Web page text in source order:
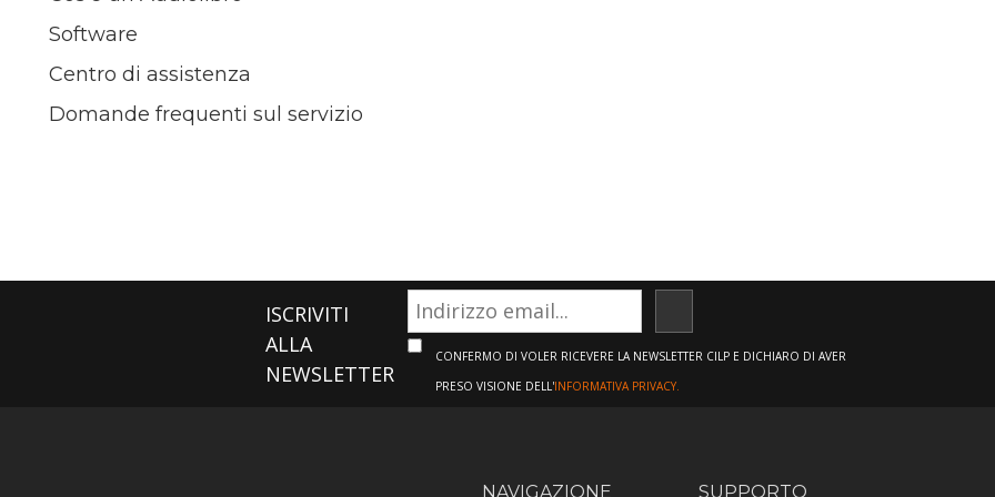
Software
Centro di assistenza
Domande frequenti sul servizio
ISCRIVITI
ALLA
NEWSLETTER
CONFERMO DI VOLER RICEVERE LA NEWSLETTER CILP E DICHIARO DI AVER
PRESO VISIONE DELL'INFORMATIVA PRIVACY.
NAVIGAZIONE SUPPORTO